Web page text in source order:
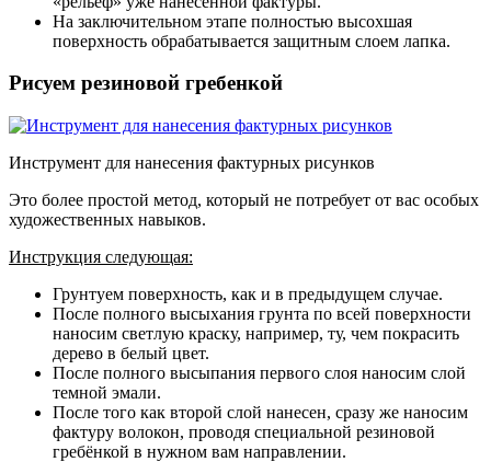
На заключительном этапе полностью высохшая
поверхность обрабатывается защитным слоем лапка.
Рисуем резиновой гребенкой
Инструмент для нанесения фактурных рисунков
Это более простой метод, который не потребует от вас особых
художественных навыков.
Инструкция следующая:
Грунтуем поверхность, как и в предыдущем случае.
После полного высыхания грунта по всей поверхности
наносим светлую краску, например, ту, чем покрасить
дерево в белый цвет.
После полного высыпания первого слоя наносим слой
темной эмали.
После того как второй слой нанесен, сразу же наносим
фактуру волокон, проводя специальной резиновой
гребёнкой в нужном вам направлении.